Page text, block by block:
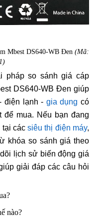
Mbest DS640-WB Đen (Mã:
pháp so sánh giá cáp
DS640-WB Đen giúp
điện lạnh - gia dụng có
mua. Nếu bạn đang
tại cácsiêu thị điện máy,
khóa so sánh giá theo
lịch sử biến động giá
giải đáp các câu hỏi
nào?